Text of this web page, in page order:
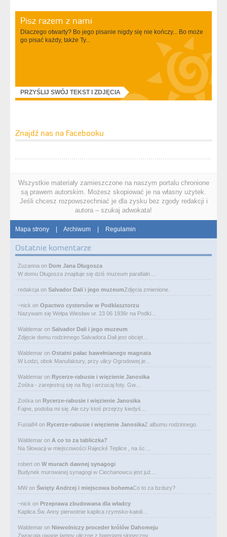
Pisz razem z nami
Dlaczego otwarty? Bo jego pisanie nigdy się nie kończy... Bo może
go pisać każdy, także Ty...
PRZYŚLIJ SWÓJ TEKST I ZDJĘCIA
Znajdź nas na Facebooku
Wszystkie materiały zamieszczone na naszym portalu chronione
są prawem autorskim. Możesz skopiować je na własny użytek.
Jeśli chcesz rozpowszechniać je dla zysku bez zgody redakcji i
autora – szukaj adwokata!
Mapa strony | Archiwum | Regulamin
Ostatnie komentarze
Zuzanna on Dom Jana Długosza
W domu Długosza znajduje się dziś muzeum parafialn…
redakcja on Salvador Dali i jego muzeumZdjęcia zmienione.
~nick on Opactwo cystersów w Podklasztorzu
Nazywam się Wełpa Wiesław ur. 23 06 1936r na Podkl…
Waldemar on Salvador Dali i jego muzeum
Zdjęcie domu rodzinnego Salvadora Dali jest obcięt…
Waldemar on Ostatni pałac bawełnianego magnata
W Łodzi, obok Manufaktury, przy ulicy Ogrodowej je…
Waldemar on Rycerze-rabusie i więzienie Janosika
Zośka - zarejestruj się na flog i wrzucaj foty. Gw…
Zośka on Rycerze-rabusie i więzienie Janosika
Fajne, podoba mi się. Ale czy ktoś przejrzy kiedyś…
Fusia84 on Rycerze-rabusie i więzienie JanosikaZ albumu rodzinnego.
Waldemar on A co to za tabliczka?
Na Słowacji w miejscowości Rajecké Teplice , na śc…
robert on W murach dawnej synagogi
Budynek murowanej synagogi w Ciechanowcu jest już…
MW on Święty Andrzej i miejscowa bohemaCo to za bzdury?
~nick on Przeprawa zbudowana dla władcy
Kaplica Św. Anny pierwotnie kaplica rzymsko-katoli…
Waldemar on Niewolniczy proceder królów Dahomeju
Zwracają uwagę lampy uliczne z bateriami słoneczny…